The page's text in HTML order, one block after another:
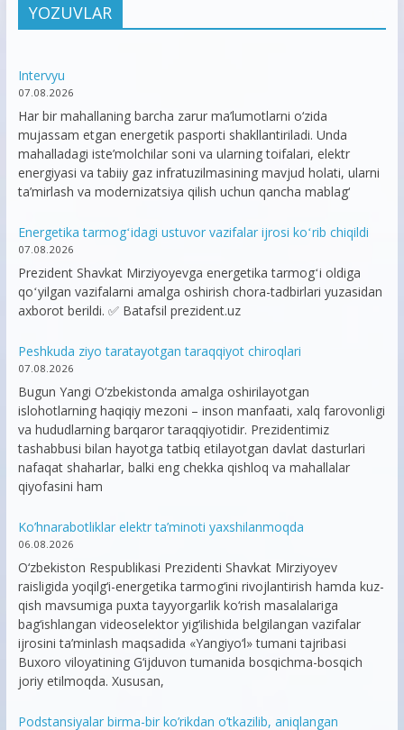
YOZUVLAR
Intervyu
07.08.2026
Har bir mahallaning barcha zarur ma’lumotlarni o‘zida
mujassam etgan energetik pasporti shakllantiriladi. Unda
mahalladagi iste’molchilar soni va ularning toifalari, elektr
energiyasi va tabiiy gaz infratuzilmasining mavjud holati, ularni
ta’mirlash va modernizatsiya qilish uchun qancha mablag‘
Energetika tarmogʻidagi ustuvor vazifalar ijrosi koʻrib chiqildi
07.08.2026
Prezident Shavkat Mirziyoyevga energetika tarmogʻi oldiga
qoʻyilgan vazifalarni amalga oshirish chora-tadbirlari yuzasidan
axborot berildi. ✅ Batafsil prezident.uz
Peshkuda ziyo taratayotgan taraqqiyot chiroqlari
07.08.2026
Bugun Yangi O‘zbekistonda amalga oshirilayotgan
islohotlarning haqiqiy mezoni – inson manfaati, xalq farovonligi
va hududlarning barqaror taraqqiyotidir. Prezidentimiz
tashabbusi bilan hayotga tatbiq etilayotgan davlat dasturlari
nafaqat shaharlar, balki eng chekka qishloq va mahallalar
qiyofasini ham
Ko’hnarabotliklar elektr ta’minoti yaxshilanmoqda
06.08.2026
O‘zbekiston Respublikasi Prezidenti Shavkat Mirziyoyev
raisligida yoqilg‘i-energetika tarmog‘ini rivojlantirish hamda kuz-
qish mavsumiga puxta tayyorgarlik ko‘rish masalalariga
bag‘ishlangan videoselektor yig‘ilishida belgilangan vazifalar
ijrosini ta’minlash maqsadida «Yangiyo‘l» tumani tajribasi
Buxoro viloyatining G‘ijduvon tumanida bosqichma-bosqich
joriy etilmoqda. Xususan,
Podstansiyalar birma-bir ko’rikdan o’tkazilib, aniqlangan